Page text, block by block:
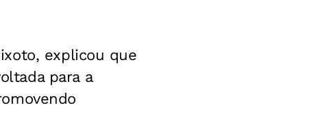
explicou que
para a